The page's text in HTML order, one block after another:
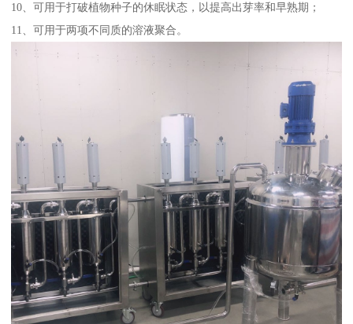
10、可用于打破植物种子的休眠状态，以提高出芽率和早熟期；
11、可用于两项不同质的溶液聚合。